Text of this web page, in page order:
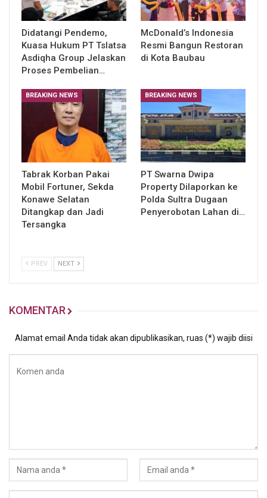
Didatangi Pendemo,
Kuasa Hukum PT Tslatsa
Asdiqha Group Jelaskan
Proses Pembelian…
McDonald’s Indonesia
Resmi Bangun Restoran
di Kota Baubau
BREAKING NEWS
Tabrak Korban Pakai
Mobil Fortuner, Sekda
Konawe Selatan
Ditangkap dan Jadi
Tersangka
BREAKING NEWS
PT Swarna Dwipa
Property Dilaporkan ke
Polda Sultra Dugaan
Penyerobotan Lahan di…
PREV NEXT
KOMENTAR
Alamat email Anda tidak akan dipublikasikan, ruas (*) wajib diisi